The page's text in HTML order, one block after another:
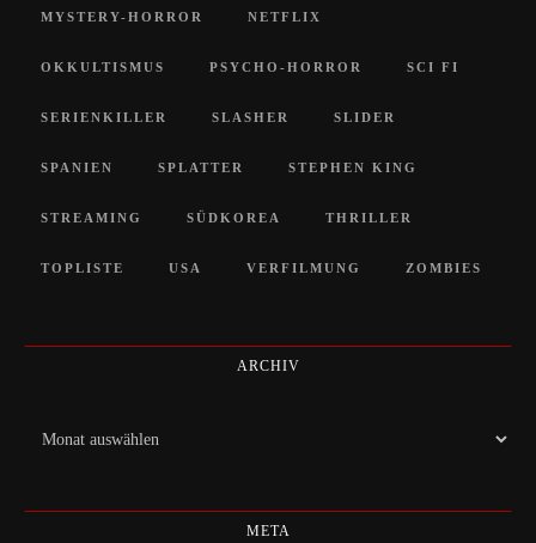
MYSTERY-HORROR NETFLIX
OKKULTISMUS PSYCHO-HORROR SCI FI
SERIENKILLER SLASHER SLIDER
SPANIEN SPLATTER STEPHEN KING
STREAMING SÜDKOREA THRILLER
TOPLISTE USA VERFILMUNG ZOMBIES
ARCHIV
Archiv
META